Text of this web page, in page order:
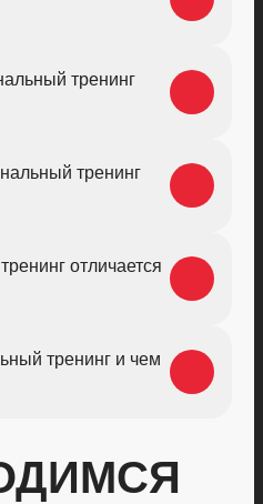
тренинг
тренинг
отличается
тренинг и чем